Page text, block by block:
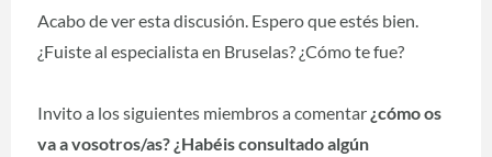
Acabo de ver esta discusión. Espero que estés bien.
¿Fuiste al especialista en Bruselas? ¿Cómo te fue?
Invito a los siguientes miembros a comentar ¿cómo os
va a vosotros/as? ¿Habéis consultado algún